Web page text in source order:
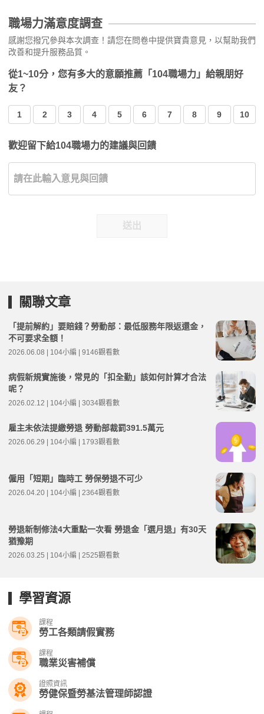
職場力滿意度調查
感謝您撥冗參與本次調查！請您在問卷中提供寶貴意見，以幫助我們
改善和提升服務品質。
從1~10分，您有多大的意願推薦「104職場力」給親朋好
友？
1 2 3 4 5 6 7 8 9 10
歡迎留下給104職場力的建議與回饋
送出
關聯文章
「提前解約」要賠錢？勞動部：最低服務年限返還金，
不可要求全額！
2026.06.08 | 104小編 | 9146觀看數
病假新規實施後，常見的「扣全勤」該如何計算才合法
呢？
2026.02.12 | 104小編 | 3034觀看數
雇主未依法提繳勞退 勞動部裁罰391.5萬元
2026.06.29 | 104小編 | 1793觀看數
僱用「短期」臨時工 勞保勞退不可少
2026.04.20 | 104小編 | 2364觀看數
勞退新制修法4大重點一次看 勞退金「選月退」有30天
猶豫期
2026.03.25 | 104小編 | 2525觀看數
學習資源
課程
勞工各類請假實務
課程
職業災害補償
證照資訊
勞健保暨勞基法管理師認證